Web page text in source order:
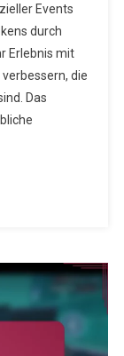
Tokens:
Verborgene
Funktionen
Freischalten
Events
durch
Erlebnis mit
die
Das